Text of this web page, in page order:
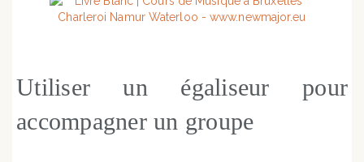
Utiliser un égaliseur pour
accompagner un groupe